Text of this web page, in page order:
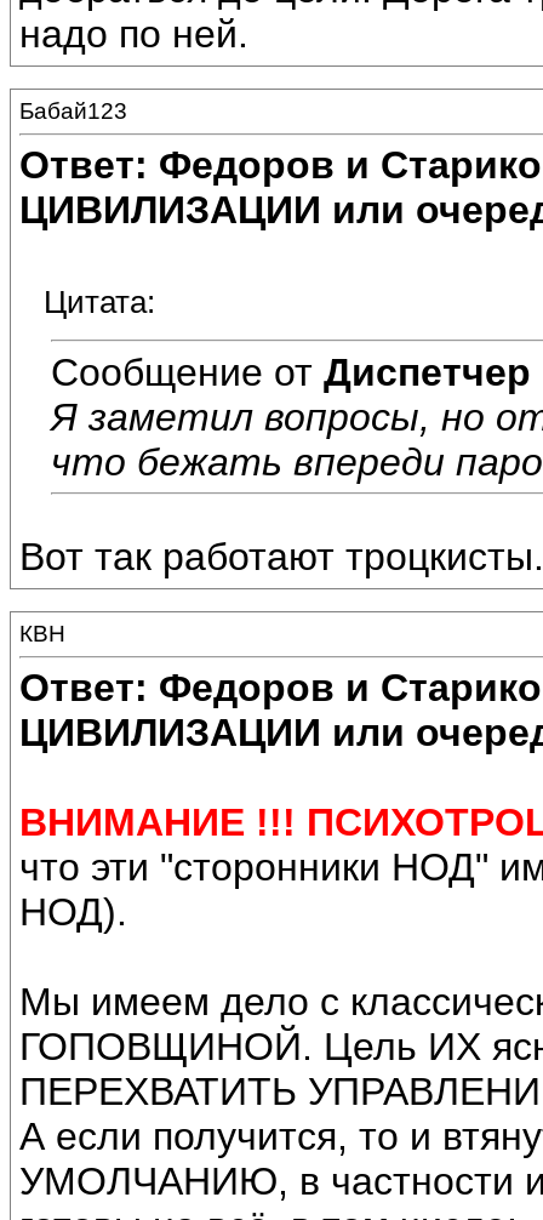
надо по ней.
Бабай123
Ответ: Федоров и
ЦИВИЛИЗАЦИИ или
Цитата:
Сообщение от Диспетчер
Я заметил вопросы, но
что бежать впереди
Вот так работают троцкисты.
КВН
Ответ: Федоров и
ЦИВИЛИЗАЦИИ или
ВНИМАНИЕ !!!
что эти "сторонники НОД"
НОД).
Мы имеем дело с
ГОПОВЩИНОЙ. Цель ИХ
ПЕРЕХВАТИТЬ
А если получится, то и
УМОЛЧАНИЮ, в частности и